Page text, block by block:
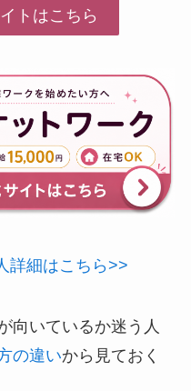
トはこちら
詳細はこちら>>
向いているか迷う人
の違いから見ておく